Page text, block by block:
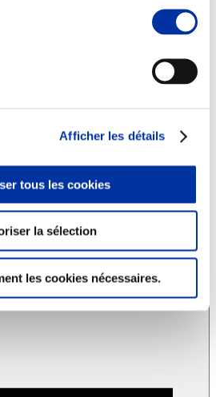
Afficher les détails
tous les cookies
la sélection
les cookies nécessaires.
santé
et attractivité des métiers